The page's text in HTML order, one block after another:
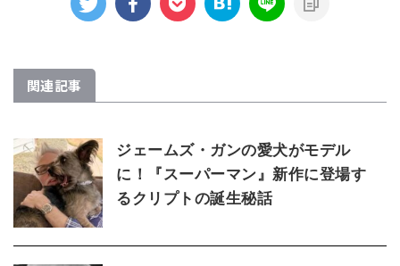
関連記事
ジェームズ・ガンの愛犬がモデル
に！『スーパーマン』新作に登場す
るクリプトの誕生秘話